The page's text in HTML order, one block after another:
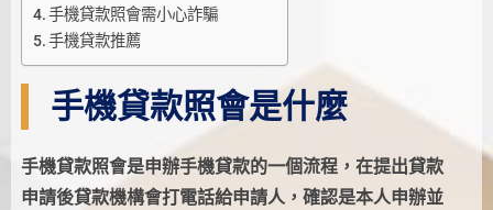
手機貸款照會需小心詐騙
手機貸款推薦
手機貸款照會是什麼
手機貸款照會是申辦手機貸款的一個流程，在提出貸款
申請後貸款機構會打電話給申請人，確認是本人申辦並